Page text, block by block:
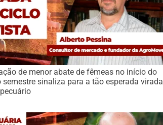
de menor abate de fêmeas no início do
semestre sinaliza para a tão esperada virada